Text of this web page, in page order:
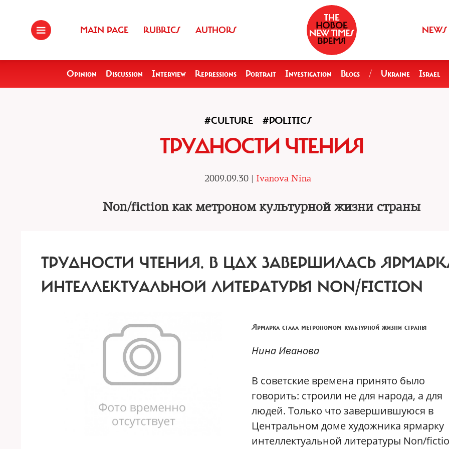
MAIN PAGE RUBRICS AUTHORS NEWS
Opinion Discussion Interview Repressions Portrait Investigation Blogs / Ukraine Israel
#CULTURE #POLITICS
ТРУДНОСТИ ЧТЕНИЯ
2009.09.30 | Ivanova Nina
Non/fiction как метроном культурной жизни страны
ТРУДНОСТИ ЧТЕНИЯ. В ЦДХ ЗАВЕРШИЛАСЬ
ИНТЕЛЛЕКТУАЛЬНОЙ ЛИТЕРАТУРЫ NON/FICTION
Ярмарка стала метрономом культурной жизни страны
Нина Иванова
В советские времена принято было
говорить: строили не для народа, а для
людей. Только что завершившуюся в
Центральном доме художника ярмарку
интеллектуальной литературы Non/